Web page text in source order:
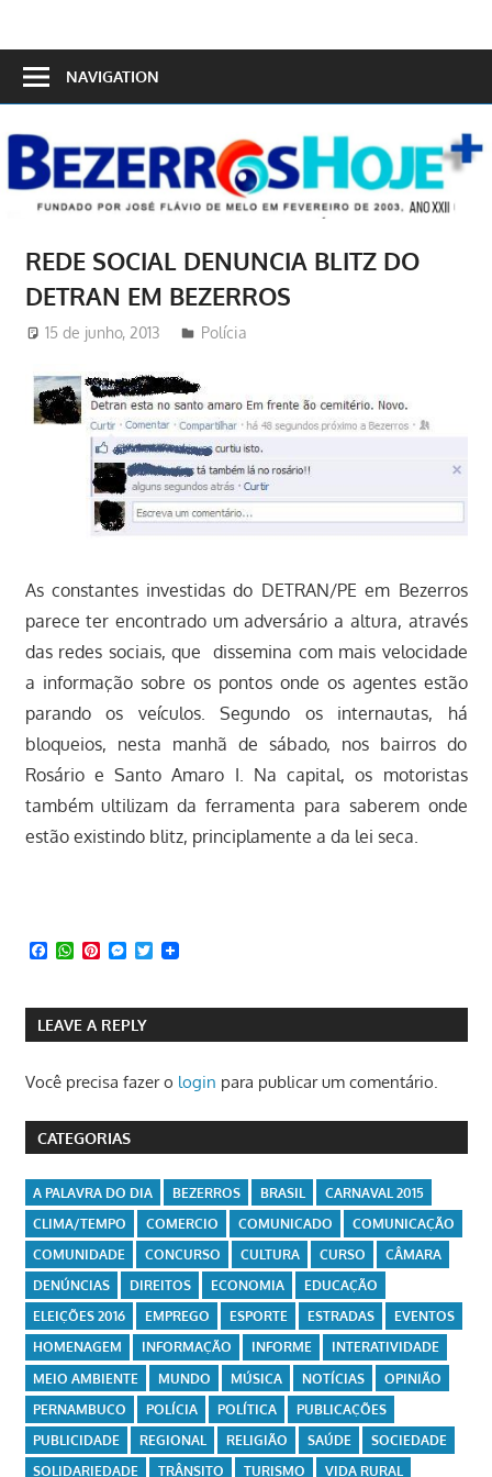
content
Bezerros
Hoje
NAVIGATION
REDE SOCIAL DENUNCIA BLITZ DO
DETRAN EM BEZERROS
15 de junho, 2013 Redator
Polícia
As constantes investidas do DETRAN/PE em Bezerros
parece ter encontrado um adversário a altura, através
das redes sociais, que dissemina com mais velocidade
a informação sobre os pontos onde os agentes estão
parando os veículos. Segundo os internautas, há
bloqueios, nesta manhã de sábado, nos bairros do
Rosário e Santo Amaro I. Na capital, os motoristas
também ultilizam da ferramenta para saberem onde
estão existindo blitz, principlamente a da lei seca.
Facebook
WhatsApp
Pinterest
Messenger
Twitter
LEAVE A REPLY
Você precisa fazer o login para publicar um comentário.
CATEGORIAS
A PALAVRA DO DIA BEZERROS BRASIL
CARNAVAL 2015
CLIMA/TEMPO
COMERCIO COMUNICADO
COMUNICAÇÃO
COMUNIDADE
CONCURSO CULTURA CURSO
CÂMARA
DENÚNCIAS
DIREITOS ECONOMIA
EDUCAÇÃO
ELEIÇÕES 2016
EMPREGO ESPORTE ESTRADAS
EVENTOS
HOMENAGEM
INFORMAÇÃO INFORME
INTERATIVIDADE
MEIO AMBIENTE
MUNDO MÚSICA NOTÍCIAS
OPINIÃO
PERNAMBUCO
POLÍCIA POLÍTICA
PUBLICAÇÕES
PUBLICIDADE
REGIONAL RELIGIÃO SAÚDE
SOCIEDADE
SOLIDARIEDADE
TRÂNSITO TURISMO VIDA RURAL